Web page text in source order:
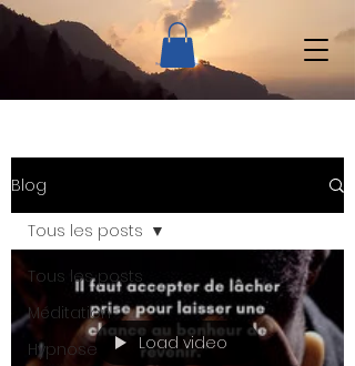
Blog
Tous les posts
Méditation
Hypnose
Tous les posts
Load video